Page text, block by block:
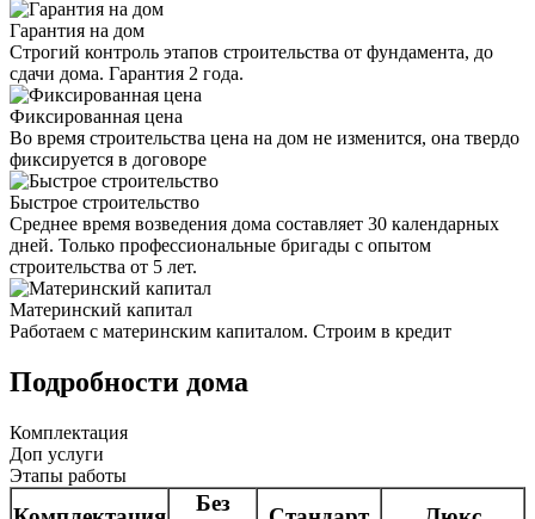
Гарантия на дом
Строгий контроль этапов строительства от фундамента, до
сдачи дома. Гарантия 2 года.
Фиксированная цена
Во время строительства цена на дом не изменится, она твердо
фиксируется в договоре
Быстрое строительство
Среднее время возведения дома составляет 30 календарных
дней. Только профессиональные бригады с опытом
строительства от 5 лет.
Материнский капитал
Работаем с материнским капиталом. Строим в кредит
Подробности дома
Комплектация
Доп услуги
Этапы работы
Без